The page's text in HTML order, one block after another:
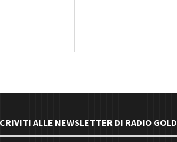
ALLE NEWSLETTER DI RADIO GOLD